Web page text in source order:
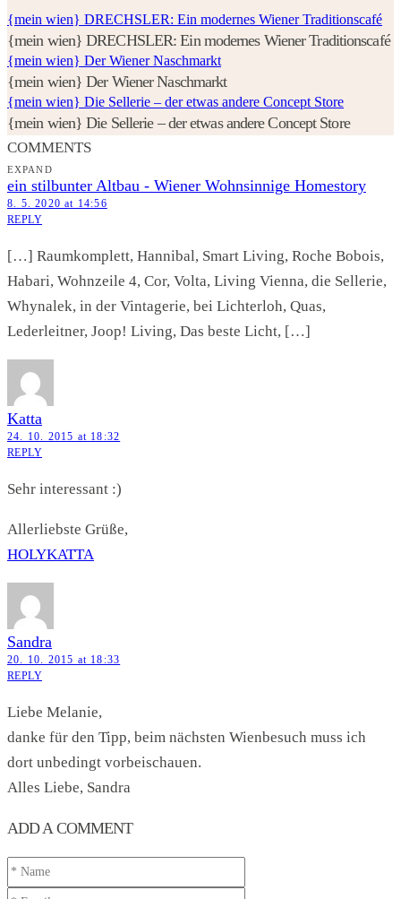
{mein wien} DRECHSLER: Ein modernes Wiener Traditionscafé
{mein wien} DRECHSLER: Ein modernes Wiener Traditionscafé
{mein wien} Der Wiener Naschmarkt
{mein wien} Der Wiener Naschmarkt
{mein wien} Die Sellerie – der etwas andere Concept Store
{mein wien} Die Sellerie – der etwas andere Concept Store
COMMENTS
EXPAND
ein stilbunter Altbau - Wiener Wohnsinnige Homestory
8. 5. 2020 at 14:56
REPLY
[…] Raumkomplett, Hannibal, Smart Living, Roche Bobois,
Habari, Wohnzeile 4, Cor, Volta, Living Vienna, die Sellerie,
Whynalek, in der Vintagerie, bei Lichterloh, Quas,
Lederleitner, Joop! Living, Das beste Licht, […]
Katta
24. 10. 2015 at 18:32
REPLY
Sehr interessant :)
Allerliebste Grüße,
HOLYKATTA
Sandra
20. 10. 2015 at 18:33
REPLY
Liebe Melanie,
danke für den Tipp, beim nächsten Wienbesuch muss ich
dort unbedingt vorbeischauen.
Alles Liebe, Sandra
ADD A COMMENT